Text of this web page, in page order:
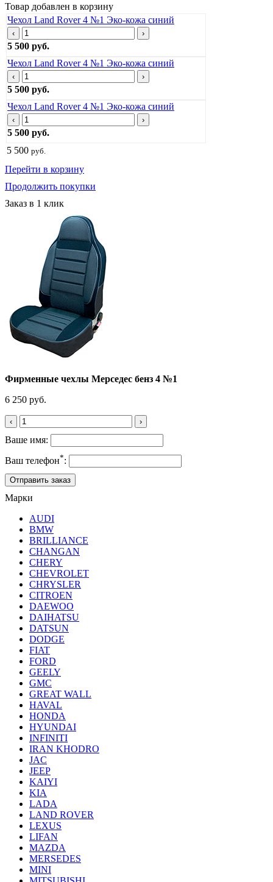
Товар добавлен в корзину
Чехол Land Rover 4 №1 Эко-кожа синий
‹ ›
5 500 руб.
Чехол Land Rover 4 №1 Эко-кожа синий
‹ ›
5 500 руб.
Чехол Land Rover 4 №1 Эко-кожа синий
‹ ›
5 500 руб.
5 500 руб.
Перейти в корзину
Продолжить покупки
Заказ в 1 клик
Фирменные чехлы Мерседес бенз 4 №1
6 250 руб.
‹ ›
Ваше имя:
Ваш телефон*:
Марки
AUDI
BMW
BRILLIANCE
CHANGAN
CHERY
CHEVROLET
CHRYSLER
CITROEN
DAEWOO
DAIHATSU
DATSUN
DODGE
FIAT
FORD
GEELY
GMC
GREAT WALL
HAVAL
HONDA
HYUNDAI
INFINITI
IRAN KHODRO
JAC
JEEP
KAIYI
KIA
LADA
LAND ROVER
LEXUS
LIFAN
MAZDA
MERSEDES
MINI